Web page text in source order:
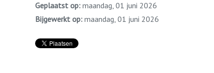
Geplaatst op: maandag, 01 juni 2026
Bijgewerkt op: maandag, 01 juni 2026